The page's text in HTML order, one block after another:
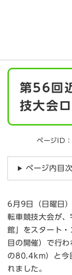
本
第56回
技大会
ページID
ページ内目次
6月9日（日曜日
転車競技大会が
館」をスタート
目の開催）で行
の80.4km）と今
れました。